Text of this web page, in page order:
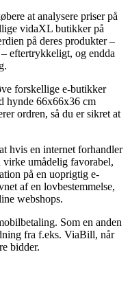
at analysere priser på
vidaXL butikker på
på deres produkter –
eftertrykkeligt, og endda
forskellige e-butikker
hynde 66x66x36 cm
ordren, så du er sikret at
hvis en internet forhandler
virke umådelig favorabel,
på en uoprigtig e-
af en lovbestemmelse,
webshops.
Som en anden
fra f.eks. ViaBill, når
bidder.